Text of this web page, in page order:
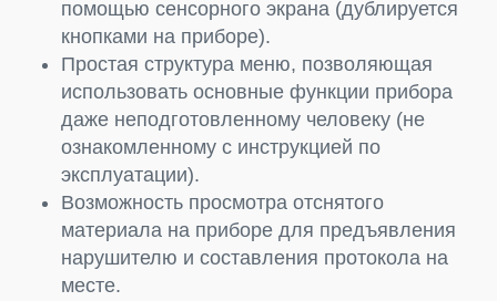
помощью сенсорного экрана (дублируется
кнопками на приборе).
Простая структура меню, позволяющая
использовать основные функции прибора
даже неподготовленному человеку (не
ознакомленному с инструкцией по
эксплуатации).
Возможность просмотра отснятого
материала на приборе для предъявления
нарушителю и составления протокола на
месте.